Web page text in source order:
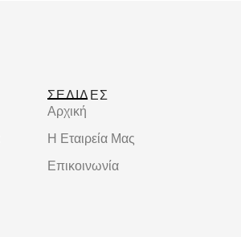
ΣΕΛΙΔΕΣ
Αρχική
Η Εταιρεία Μας
Επικοινωνία